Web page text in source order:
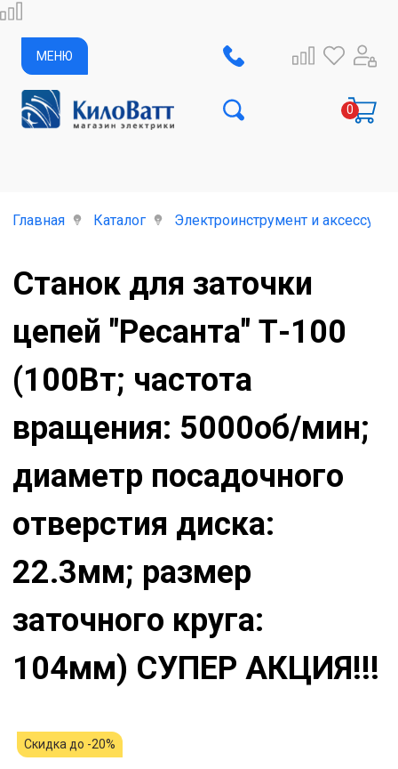
МЕНЮ
Главная Каталог Электроинструмент и
Станок для заточки
цепей "Ресанта" Т-100
(100Вт; частота
вращения: 5000об/мин;
диаметр посадочного
отверстия диска:
22.3мм; размер
заточного круга:
104мм) СУПЕР АКЦИЯ!!!
Скидка до -20%